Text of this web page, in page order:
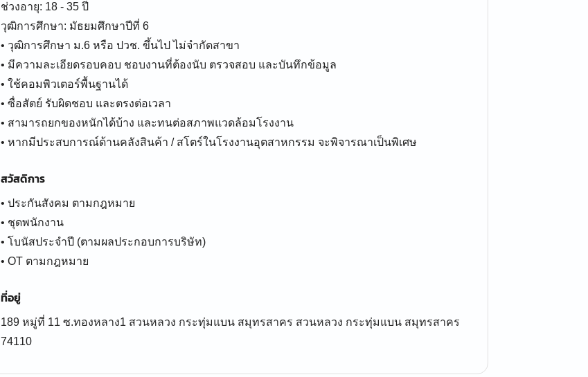
ช่วงอายุ: 18 - 35 ปี
วุฒิการศึกษา: มัธยมศึกษาปีที่ 6
• วุฒิการศึกษา ม.6 หรือ ปวช. ขึ้นไป ไม่จำกัดสาขา
• มีความละเอียดรอบคอบ ชอบงานที่ต้องนับ ตรวจสอบ และบันทึกข้อมูล
• ใช้คอมพิวเตอร์พื้นฐานได้
• ซื่อสัตย์ รับผิดชอบ และตรงต่อเวลา
• สามารถยกของหนักได้บ้าง และทนต่อสภาพแวดล้อมโรงงาน
• หากมีประสบการณ์ด้านคลังสินค้า / สโตร์ในโรงงานอุตสาหกรรม จะพิจารณาเป็นพิเศษ
สวัสดิการ
• ประกันสังคม ตามกฎหมาย
• ชุดพนักงาน
• โบนัสประจำปี (ตามผลประกอบการบริษัท)
• OT ตามกฎหมาย
ที่อยู่
189 หมู่ที่ 11 ซ.ทองหลาง1 สวนหลวง กระทุ่มแบน สมุทรสาคร สวนหลวง กระทุ่มแบน สมุทรสาคร
74110